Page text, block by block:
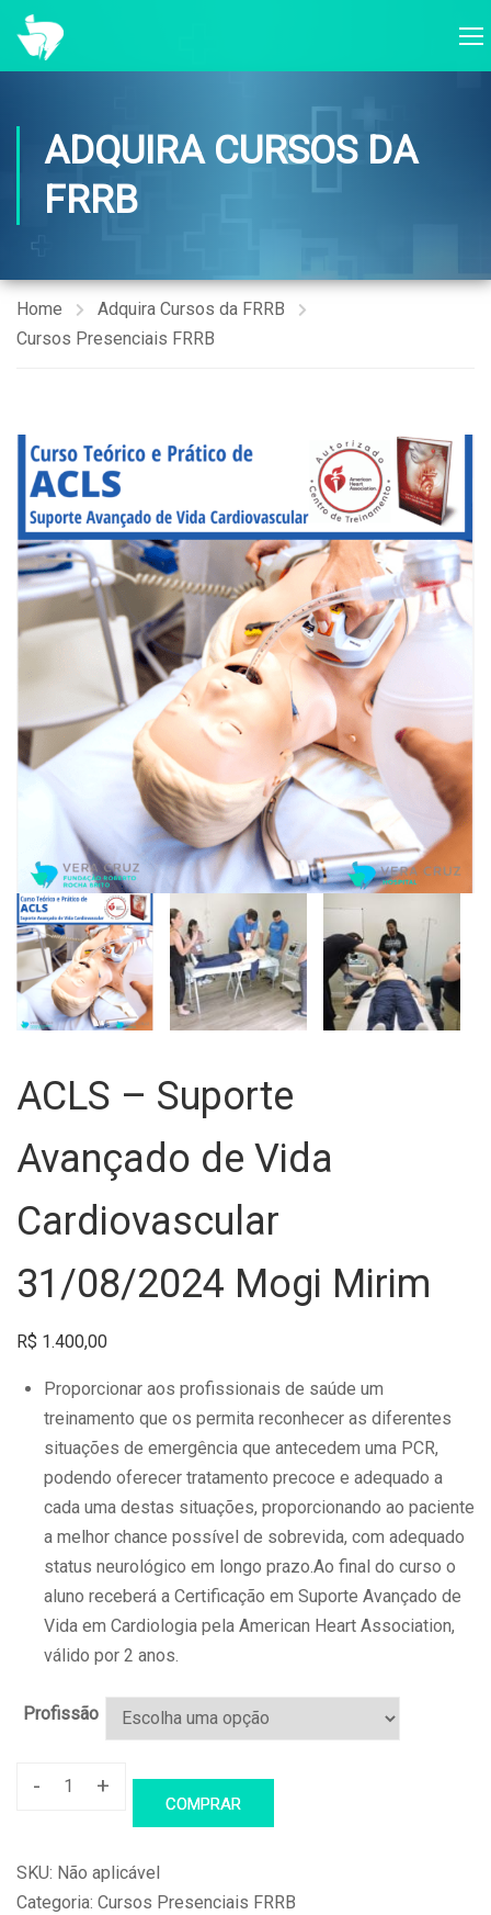
ADQUIRA CURSOS DA
FRRB
Home
Adquira Cursos da FRRB
Cursos Presenciais FRRB
ACLS – Suporte
Avançado de Vida
Cardiovascular
31/08/2024 Mogi Mirim
R$ 1.400,00
Proporcionar aos profissionais de saúde um
treinamento que os permita reconhecer as diferentes
situações de emergência que antecedem uma PCR,
podendo oferecer tratamento precoce e adequado a
cada uma destas situações, proporcionando ao paciente
a melhor chance possível de sobrevida, com adequado
status neurológico em longo prazo.Ao final do curso o
aluno receberá a Certificação em Suporte Avançado de
Vida em Cardiologia pela American Heart Association,
válido por 2 anos.
Profissão
-
ACLS
Avançado
+
COMPRAR
SKU: Não aplicável
Categoria: Cursos Presenciais FRRB